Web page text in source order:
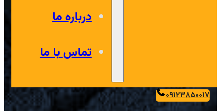
درباره ما
تماس با ما
۰۹۱۲۳۸۵۰۰۱۷